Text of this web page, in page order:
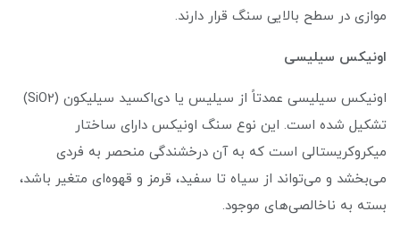
موازی در سطح بالایی سنگ قرار دارند.
اونیکس سیلیسی
اونیکس سیلیسی عمدتاً از سیلیس یا دی‌اکسید سیلیکون (SiO2)
تشکیل شده است. این نوع سنگ اونیکس دارای ساختار
میکروکریستالی است که به آن درخشندگی منحصر به فردی
می‌بخشد و می‌تواند از سیاه تا سفید، قرمز و قهوه‌ای متغیر باشد،
بسته به ناخالصی‌های موجود.